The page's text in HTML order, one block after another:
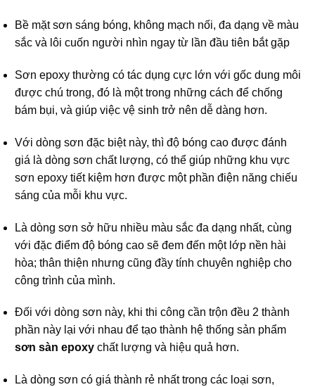
Bề mặt sơn sáng bóng, không mạch nối, đa dạng về màu
sắc và lôi cuốn người nhìn ngay từ lần đầu tiên bắt gặp
Sơn epoxy thường có tác dụng cực lớn với gốc dung môi
được chú trong, đó là một trong những cách để chống
bám bụi, và giúp việc vệ sinh trở nên dễ dàng hơn.
Với dòng sơn đặc biệt này, thì độ bóng cao được đánh
giá là dòng sơn chất lượng, có thể giúp những khu vực
sơn epoxy tiết kiệm hơn được một phần điện năng chiếu
sáng của mỗi khu vực.
Là dòng sơn sở hữu nhiều màu sắc đa dạng nhất, cùng
với đặc điểm độ bóng cao sẽ đem đến một lớp nền hài
hòa; thân thiện nhưng cũng đầy tính chuyên nghiệp cho
công trình của mình.
Đối với dòng sơn này, khi thi công cần trộn đều 2 thành
phần này lại với nhau để tạo thành hệ thống sản phẩm
sơn sàn epoxychất lượng và hiệu quả hơn.
Là dòng sơn có giá thành rẻ nhất trong các loại sơn,